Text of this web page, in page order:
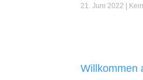
21. Juni 2022
Willkommen